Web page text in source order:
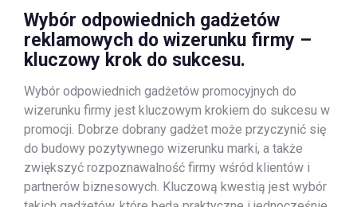
Wybór odpowiednich gadżetów
reklamowych do wizerunku firmy –
kluczowy krok do sukcesu.
Wybór odpowiednich gadżetów promocyjnych do
wizerunku firmy jest kluczowym krokiem do sukcesu w
promocji. Dobrze dobrany gadżet może przyczynić się
do budowy pozytywnego wizerunku marki, a także
zwiększyć rozpoznawalność firmy wśród klientów i
partnerów biznesowych. Kluczową kwestią jest wybór